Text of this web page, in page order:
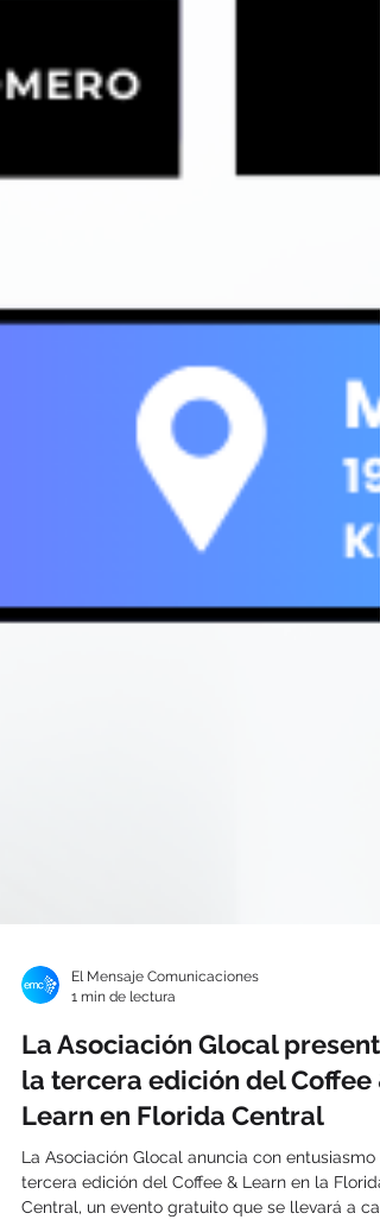
1 min de lectura
La Asociación Glocal presenta
la tercera edición del Coffee &
Learn en Florida Central
La Asociación Glocal anuncia con entusiasmo